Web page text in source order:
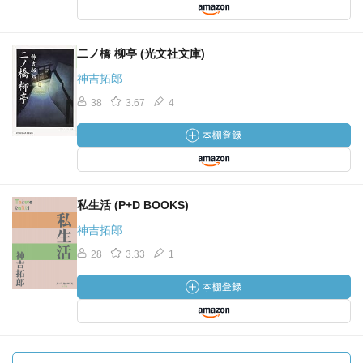
二ノ橋 柳亭 (光文社文庫)
神吉拓郎
38 3.67 4
私生活 (P+D BOOKS)
神吉拓郎
28 3.33 1